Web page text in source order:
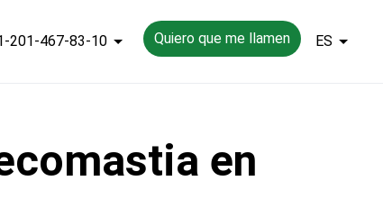
201-467-83-10 Quiero que me llamen ES
en